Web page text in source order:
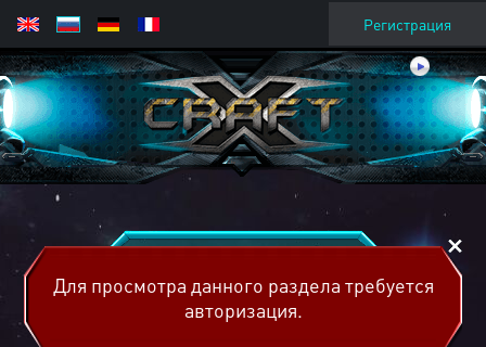
Регистрация
Для просмотра данного раздела требуется
авторизация.